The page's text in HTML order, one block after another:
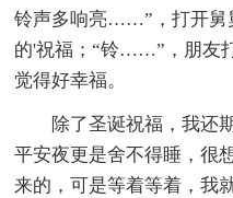
铃声多响亮……”，打开舅
的'祝福；“铃……”，朋友
觉得好幸福。
除了圣诞祝福，我还
平安夜更是舍不得睡，很
来的，可是等着等着，我